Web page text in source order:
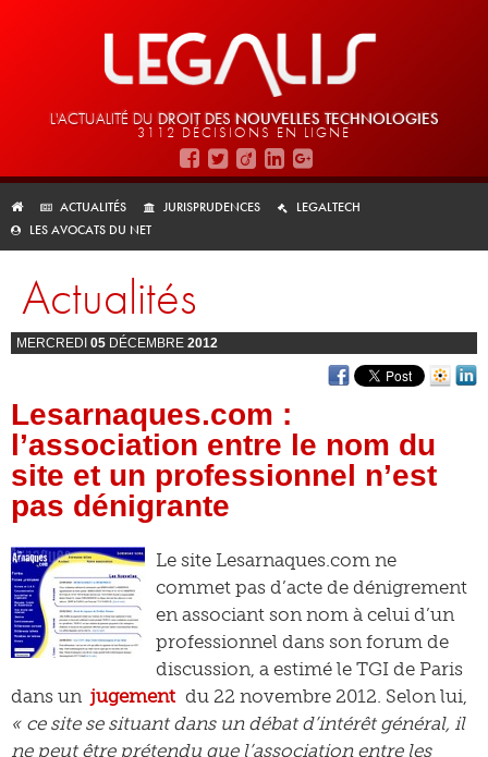
L'ACTUALITÉ DU DROIT DES NOUVELLES TECHNOLOGIES
3112 DÉCISIONS EN LIGNE
ACTUALITÉS JURISPRUDENCES
LEGALTECH
LES AVOCATS DU NET
Actualités
MERCREDI 05 DÉCEMBRE 2012
Lesarnaques.com :
l’association entre le nom du
site et un professionnel n’est
pas dénigrante
Le site Lesarnaques.com ne
commet pas d’acte de dénigrement
en associant son nom à celui d’un
professionnel dans son forum de
discussion, a estimé le TGI de Paris
dans un jugement du 22 novembre 2012. Selon lui,
« ce site se situant dans un débat d’intérêt général, il
ne peut être prétendu que l’association entre les